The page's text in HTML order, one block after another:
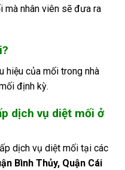
mà nhân viên sẽ đưa ra
hiệu của mối trong nhà
định kỳ.
dịch vụ diệt mối ở
dịch vụ diệt mối tại các
Bình Thủy, Quận Cái